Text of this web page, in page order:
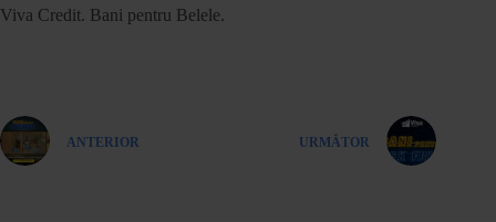
Viva Credit. Bani pentru Belele.
ANTERIOR URMĂTOR